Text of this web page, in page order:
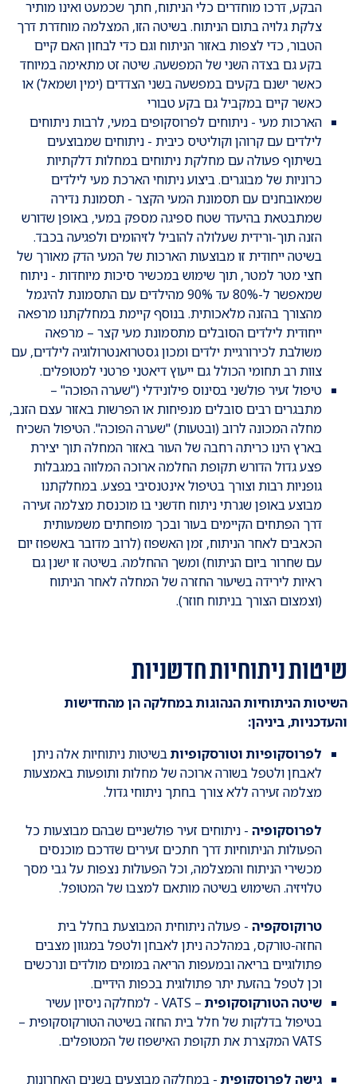
הבקע, דרכו מוחדרים כלי הניתוח, חתך שכמעט ואינו מותיר
צלקת גלויה בתום הניתוח. בשיטה הזו, המצלמה מוחדרת דרך
הטבור, כדי לצפות באזור הניתוח וגם כדי לבחון האם קיים
בקע גם בצדה השני של המפשעה. שיטה זט מתאימה במיוחד
כאשר ישנם בקעים במפשעה בשני הצדדים (ימין ושמאל) או
כאשר קיים במקביל גם בקע טבורי
הארכות מעי - ניתוחים לפרוסקופים במעי, לרבות ניתוחים
לילדים עם קרוהן וקוליטיס כיבית - ניתוחים שמבוצעים
בשיתוף פעולה עם מחלקת ניתוחים במחלות דלקתיות
כרוניות של מבוגרים. ביצוע ניתוחי הארכת מעי לילדים
שמאובחנים עם תסמונת המעי הקצר - תסמונת נדירה
שמתבטאת בהיעדר שטח ספיגה מספק במעי, באופן שדורש
הזנה תוך-ורידית שעלולה להוביל לזיהומים ולפגיעה בכבד.
בשיטה ייחודית זו מבוצעות הארכות של המעי הדק מאורך של
חצי מטר למטר, תוך שימוש במכשיר סיכות מיוחדות - ניתוח
שמאפשר ל-80% עד 90% מהילדים עם התסמונת להיגמל
מהצורך בהזנה מלאכותית. בנוסף קיימת במחלקתנו מרפאה
ייחודית לילדים הסובלים מתסמונת מעי קצר – מרפאה
משולבת לכירורגיית ילדים ומכון גסטרואנטרולוגיה לילדים, עם
צוות רב תחומי הכולל גם ייעוץ דיאטני פרטני למטופלים.
טיפול זעיר פולשני בסינוס פילונידלי ("שערה הפוכה" –
מתבגרים רבים סובלים מנפיחות או הפרשות באזור עצם הזנב,
מחלה המכונה לרוב (ובטעות) "שערה הפוכה". הטיפול השכיח
בארץ הינו כריתה רחבה של העור באזור המחלה תוך יצירת
פצע גדול הדורש תקופת החלמה ארוכה המלווה במגבלות
גופניות רבות וצורך בטיפול אינטנסיבי בפצע. במחלקתנו
מבוצע באופן שגרתי ניתוח חדשני בו מוכנסת מצלמה זעירה
דרך הפתחים הקיימים בעור ובכך מופחתים משמעותית
הכאבים לאחר הניתוח, זמן האשפוז (לרוב מדובר באשפוז יום
עם שחרור ביום הניתוח) ומשך ההחלמה. בשיטה זו ישנן גם
ראיות לירידה בשיעור החזרה של המחלה לאחר הניתוח
(וצמצום הצורך בניתוח חוזר).
שיטות ניתוחיות חדשניות
השיטות הניתוחיות הנהוגות במחלקה הן מהחדישות
והעדכניות, ביניהן:
לפרוסקופיות וטורסקופיותבשיטות ניתוחיות אלה ניתן
לאבחן ולטפל בשורה ארוכה של מחלות ותופעות באמצעות
מצלמה זעירה ללא צורך בחתך ניתוחי גדול.
לפרוסקופיה - ניתוחים זעיר פולשניים שבהם מבוצעות כל
הפעולות הניתוחיות דרך חתכים זעירים שדרכם מוכנסים
מכשירי הניתוח והמצלמה, וכל הפעולות נצפות על גבי מסך
טלויזיה. השימוש בשיטה מותאם למצבו של המטופל.
טרוקוסקפיה - פעולה ניתוחית המבוצעת בחלל בית
החזה-טורקס, במהלכה ניתן לאבחן ולטפל במגוון מצבים
פתולוגיים בריאה ובמעפות הריאה במומים מולדים ונרכשים
וכן לטפל בהזעת יתר פתולוגית בכפות הידיים.
שיטה הטורקוסקופית
– VATS - למחלקה ניסיון עשיר
בטיפול בדלקות של חלל בית החזה בשיטה הטורקוסקופית –
VATS המקצרת את תקופת האישפוז של המטופלים.
גישה לפרוסקופית - במחלקה מבוצעים בשנים האחרונות